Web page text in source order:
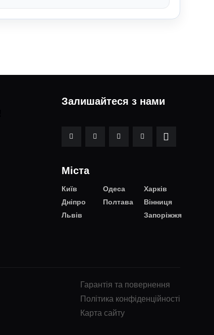
Залишайтеся з нами
Міста
Київ Одеса
Харків
Дніпро
Полтава
Вінниця
Львів
Запоріжжя
Гарантія та повернення
Політика конфіденційності
Карта сайту